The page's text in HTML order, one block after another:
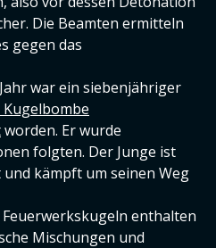
Die Beamten ermitteln
gegen das
war ein siebenjähriger
worden. Er wurde
folgten. Der Junge ist
kämpft um seinen Weg
enthalten
Mischungen und